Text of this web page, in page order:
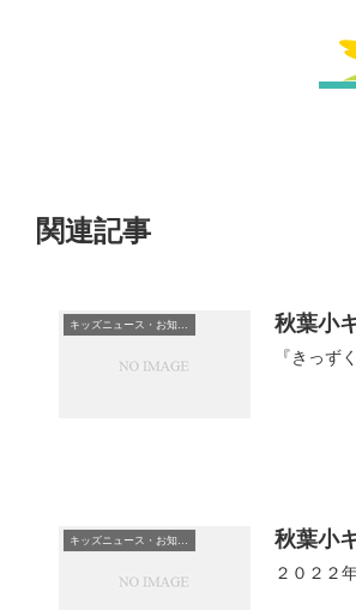
関連記事
キッズニュース・お知らせ 秋葉小
『きっず
キッズニュース・お知らせ 秋葉小
２０２２